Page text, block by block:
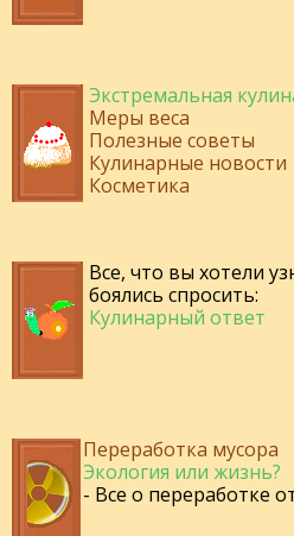
Экстремальная
Меры веса
Полезные советы
Кулинарные новости
Косметика
Все, что вы хотели
боялись спросить:
Кулинарный ответ
Переработка мусора
Экология или жизнь?
- Все о переработке